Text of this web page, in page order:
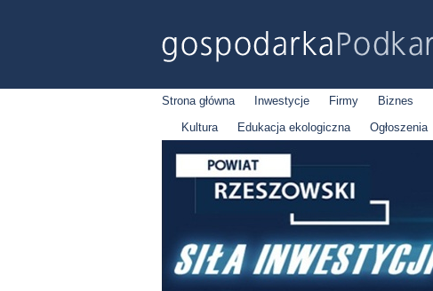
Strona główna Inwestycje Firmy Biznes
Kultura
Edukacja ekologiczna Ogłoszenia